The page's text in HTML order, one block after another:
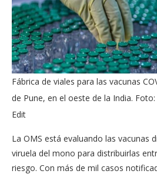
Fábrica de viales para las vacunas
de Pune, en el oeste de la India.
Edit
La OMS está evaluando las vacunas
viruela del mono para distribuirlas
riesgo. Con más de mil casos